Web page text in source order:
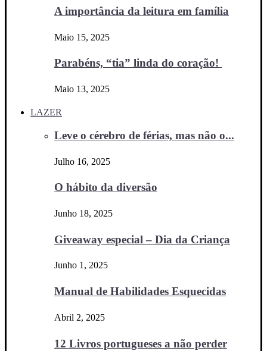
A importância da leitura em família
Maio 15, 2025
Parabéns, “tia” linda do coração!
Maio 13, 2025
LAZER
Leve o cérebro de férias, mas não o...
Julho 16, 2025
O hábito da diversão
Junho 18, 2025
Giveaway especial – Dia da Criança
Junho 1, 2025
Manual de Habilidades Esquecidas
Abril 2, 2025
12 Livros portugueses a não perder